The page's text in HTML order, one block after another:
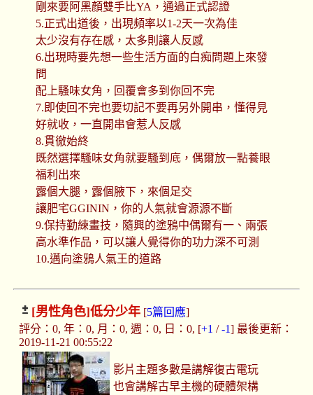
剛來要阿黑顏雙手比YA，通過正式認證
5.正式出道後，出現頻率以1-2天一次為佳
太少沒有存在感，太多則讓人反感
6.出現時要先想一些生活方面的白痴問題上來發
問
配上騷味女角，回覆會多到你回不完
7.即使回不完也要切記不要再另外開串，懂得見
好就收，一直開串會惹人反感
8.貫徹始終
既然選擇騷味女角就要騷到底，偶爾放一點養眼
福利出來
露個大腿，露個腋下，來個足交
讓肥宅GGININ，你的人氣就會源源不斷
9.保持勤練畫技，隨興的塗鴉中偶爾有一、兩張
高水準作品，可以讓人覺得你的功力深不可測
10.邁向塗鴉人氣王的道路
[男性角色]低分少年[5篇回應]
評分：0, 年：0, 月：0, 週：0, 日：0, [+1 /-1] 最後更新：
2019-11-21 00:55:22
影片主題多數是講解復古電玩
也會講解古早主機的硬體架構